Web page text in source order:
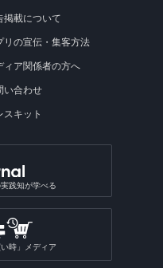
掲載について
リの宣伝・集客方法
ィア関係者の方へ
い合わせ
スキット
践知が学べる
時」メディア